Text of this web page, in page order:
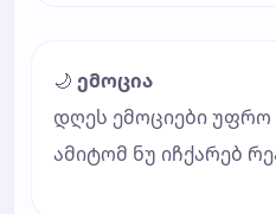
🌙 ემოცია
დღეს ემოციები უფრო
ამიტომ ნუ იჩქარებ